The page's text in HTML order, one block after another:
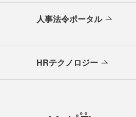
人事法令ポータル
HRテクノロジー